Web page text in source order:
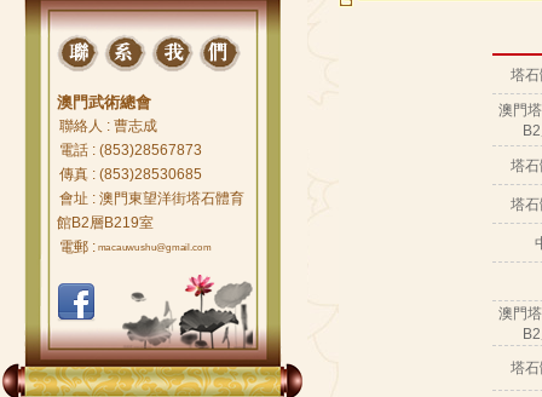
澳門武術總會
聯絡人 : 曹志成
電話 : (853)28567873
傳真 : (853)28530685
會址 : 澳門東望洋街塔石體育
館B2層B219室
電郵 : macauwushu@gmail.com
FACEBOOK
塔
澳門
塔
塔
澳門
塔